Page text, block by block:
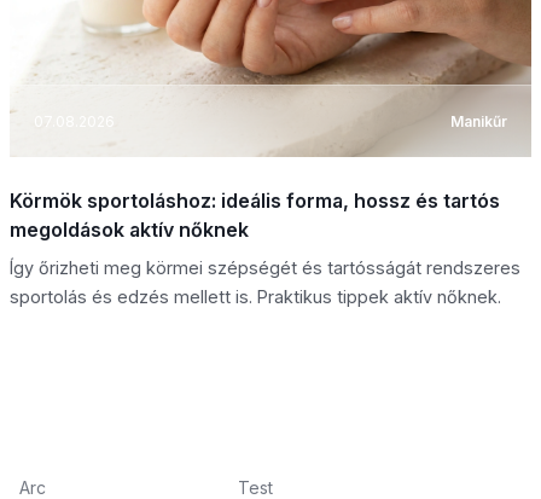
07.08.2026 Manikűr
Körmök sportoláshoz: ideális forma, hossz és tartós
megoldások aktív nőknek
Így őrizheti meg körmei szépségét és tartósságát rendszeres
sportolás és edzés mellett is. Praktikus tippek aktív nőknek.
Arc
Test